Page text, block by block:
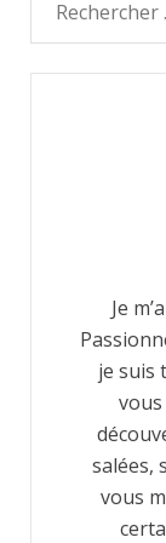
Je
je suis
salées,
vous